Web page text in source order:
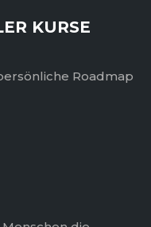
KURSE
Roadmap